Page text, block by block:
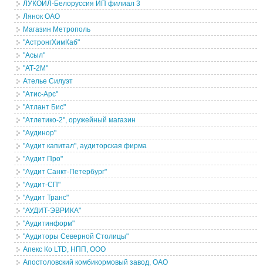
ЛУКОЙЛ-Белоруссия ИП филиал 3
Лянок ОАО
Магазин Метрополь
"АстронгХимКаб"
"Асыл"
"АТ-2М"
Ателье Силуэт
"Атис-Арс"
"Атлант Бис"
"Атлетико-2", оружейный магазин
"Аудинор"
"Аудит капитал", аудиторская фирма
"Аудит Про"
"Аудит Санкт-Петербург"
"Аудит-СП"
"Аудит Транс"
"АУДИТ-ЭВРИКА"
"Аудитинформ"
"Аудиторы Северной Столицы"
Апекс Ко LTD, НПП, ООО
Апостоловский комбикормовый завод, ОАО